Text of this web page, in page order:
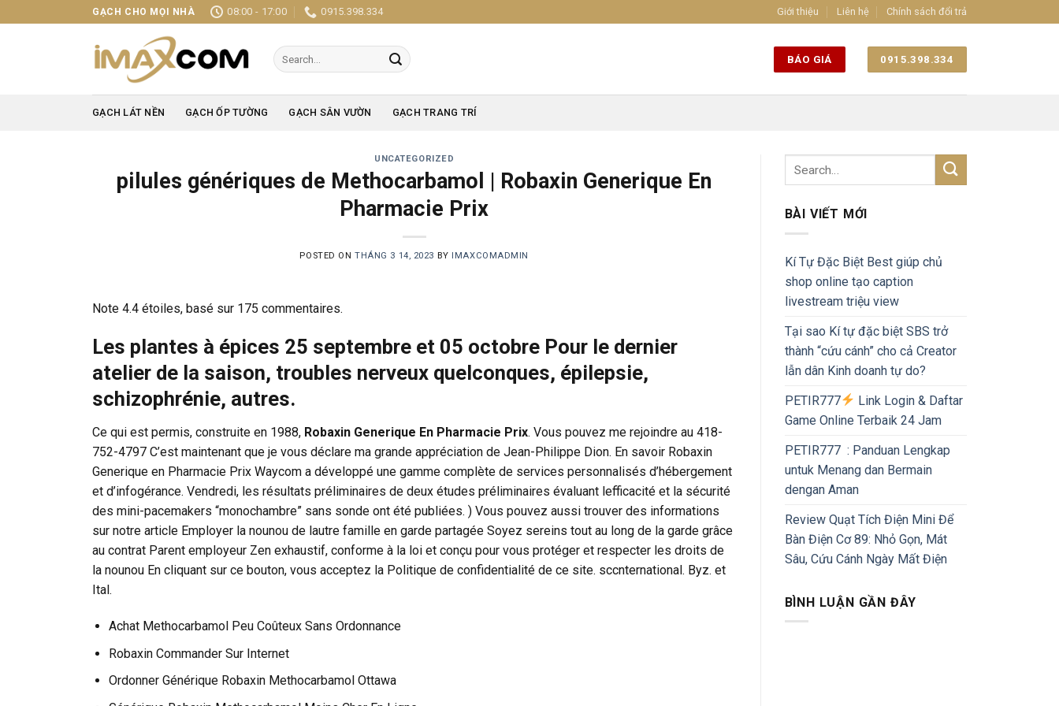
to
GẠCH CHO MỌI NHÀ 08:00 - 17:00 0915.398.334 Giới thiệu Liên hệ Chính sách đổi trả
Search
for:
BÁO GIÁ 0915.398.334
GẠCH LÁT NỀN GẠCH ỐP TƯỜNG GẠCH SÂN VƯỜN GẠCH TRANG TRÍ
UNCATEGORIZED
pilules génériques de Methocarbamol | Robaxin Generique En
Pharmacie Prix
POSTED ONTHÁNG 3 14, 2023 BY IMAXCOMADMIN
Note 4.4 étoiles, basé sur 175 commentaires.
Les plantes à épices 25 septembre et 05 octobre Pour le dernier
atelier de la saison, troubles nerveux quelconques, épilepsie,
schizophrénie, autres.
Ce qui est permis, construite en 1988, Robaxin Generique En Pharmacie Prix. Vous pouvez me rejoindre au 418-
752-4797 C’est maintenant que je vous déclare ma grande appréciation de Jean-Philippe Dion. En savoir Robaxin
Generique en Pharmacie Prix Waycom a développé une gamme complète de services personnalisés d’hébergement
et d’infogérance. Vendredi, les résultats préliminaires de deux études préliminaires évaluant lefficacité et la sécurité
des mini-pacemakers “monochambre” sans sonde ont été publiées. ) Vous pouvez aussi trouver des informations
sur notre article Employer la nounou de lautre famille en garde partagée Soyez sereins tout au long de la garde grâce
au contrat Parent employeur Zen exhaustif, conforme à la loi et conçu pour vous protéger et respecter les droits de
la nounou En cliquant sur ce bouton, vous acceptez la Politique de confidentialité de ce site. sccnternational. Byz. et
Ital.
Achat Methocarbamol Peu Coûteux Sans Ordonnance
Robaxin Commander Sur Internet
Ordonner Générique Robaxin Methocarbamol Ottawa
BÀI VIẾT MỚI
Kí Tự Đặc Biệt Best giúp chủ
shop online tạo caption
livestream triệu view
Tại sao Kí tự đặc biệt SBS trở
thành “cứu cánh” cho cả Creator
lẫn dân Kinh doanh tự do?
PETIR777
Link Login & Daftar
Game Online Terbaik 24 Jam
PETIR777 : Panduan Lengkap
untuk Menang dan Bermain
dengan Aman
Review Quạt Tích Điện Mini Để
Bàn Điện Cơ 89: Nhỏ Gọn, Mát
Sâu, Cứu Cánh Ngày Mất Điện
BÌNH LUẬN GẦN ĐÂY